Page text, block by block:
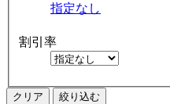
指定なし
割引率
クリア 絞り込む